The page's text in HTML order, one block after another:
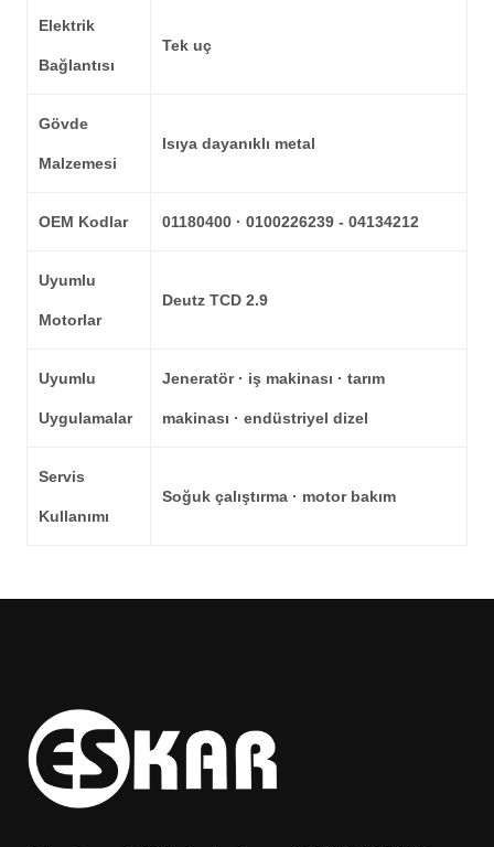
Elektrik
Bağlantısı
Tek uç
Gövde
Malzemesi
Isıya dayanıklı metal
OEM Kodlar 01180400 · 0100226239 - 04134212
Uyumlu
Motorlar
Deutz TCD 2.9
Uyumlu
Uygulamalar
Jeneratör · iş makinası · tarım
makinası · endüstriyel dizel
Servis
Kullanımı
Soğuk çalıştırma · motor bakım